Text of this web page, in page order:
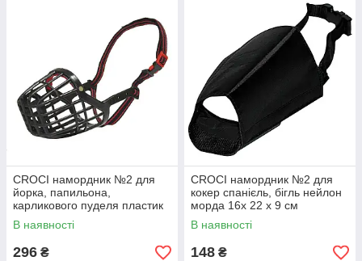
CROCI намордник №2 для
йорка, папильона,
карликового пуделя пластик
45 х 5 х 6 см
В наявності
296 ₴
CROCI намордник №2 для
кокер спанієль, бігль нейлон
морда 16х 22 х 9 см
В наявності
148 ₴